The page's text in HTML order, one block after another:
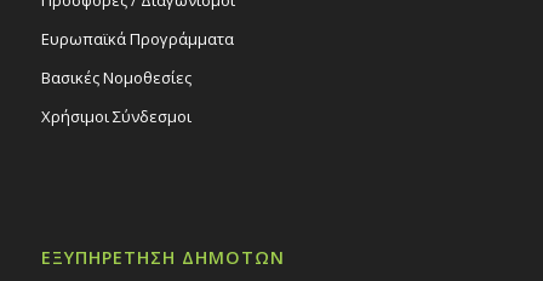
Ευρωπαϊκά Προγράμματα
Βασικές Νομοθεσίες
Χρήσιμοι Σύνδεσμοι
ΕΞΥΠΗΡΕΤΗΣΗ ΔΗΜΟΤΩΝ